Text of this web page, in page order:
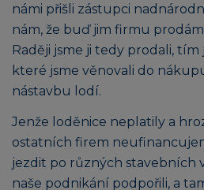
námi přišli zástupci
nám, že buď jim firmu
Raději jsme ji tedy prodali, tím
které jsme věnovali do
nástavbu lodí.
Jenže loděnice neplatily a
ostatních firem
jezdit po různých stavebních
naše podnikání podpořili, a